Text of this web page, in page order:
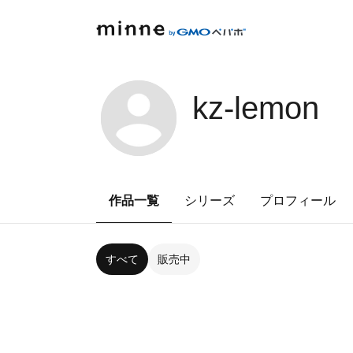
kz-lemon
作品一覧 シリーズ プロフィール
すべて 販売中